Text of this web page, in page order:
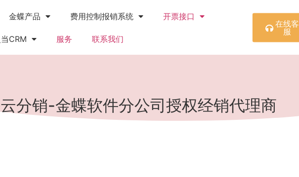
金蝶产品 费用控制报销系统 开票接口
CRM 服务 联系我们
在线客
服
分销-金蝶软件分公司授权经销代理商